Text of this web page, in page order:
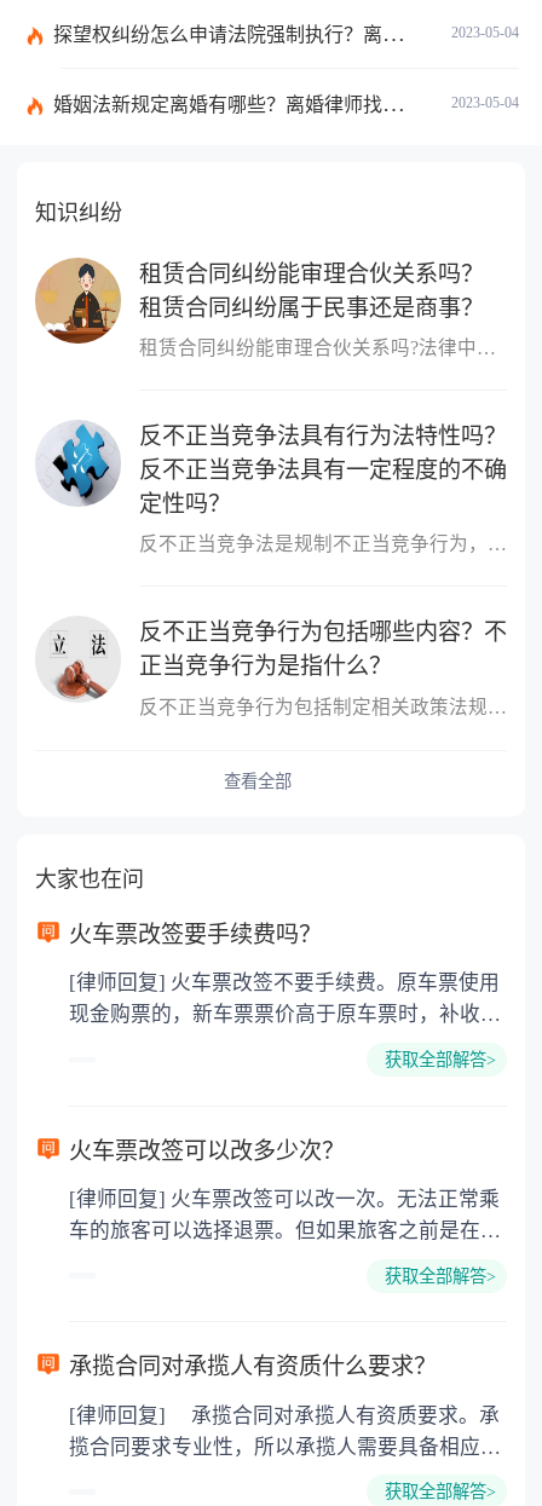
2023-05-04
探望权纠纷怎么申请法院强制执行？离婚后一方不让见孩子怎么办？
2023-05-04
婚姻法新规定离婚有哪些？离婚律师找律师的程序是怎样的？
知识纠纷
租赁合同纠纷能审理合伙关系吗？
租赁合同纠纷属于民事还是商事？
租赁合同纠纷能审理合伙关系吗?法律中规定租赁合同纠纷不能审理合伙...
反不正当竞争法具有行为法特性吗？
反不正当竞争法具有一定程度的不确
定性吗？
反不正当竞争法是规制不正当竞争行为，维护市场竞争秩序和市场主体...
反不正当竞争行为包括哪些内容？不
正当竞争行为是指什么？
反不正当竞争行为包括制定相关政策法规，鼓励社会监督，对不正当竞...
查看全部
大家也在问
火车票改签要手续费吗？
[律师回复] 火车票改签不要手续费。原车票使用
现金购票的，新车票票价高于原车票时，补收差
额；新车票票价低于原车票时，退还差额，对差
票，或者在12306网站使用在线支付工具购票
票票价高于原车票时，请使用银行卡支付新车票
全额票款，原车票票款在规定时间退回原购票时
所使用的银行卡或在线支付工具；新车票票价低
回原购票时所使用的银行卡或在线支付工具。
获取全部解答>
火车票改签可以改多少次？
[律师回复] 火车票改签可以改一次。无法正常乘
车的旅客可以选择退票。但如果旅客之前是在列
车开车后改签的，就不可以再退票了。有运输能
改签开车前的其他列车，也可改签开车后至票面
期次日及以后的改签；开车之后，旅客仍可改签
当日其他列车，但只能在票面发站办理改签，且
开车后改签的车票不能退票。已经办理变更到站
获取全部解答>
承揽合同对承揽人有资质什么要求？
[律师回复] 承揽合同对承揽人有资质要求。承
揽合同要求专业性，所以承揽人需要具备相应的
获取全部解答>